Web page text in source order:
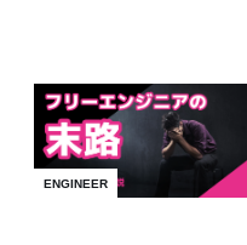
ENGINEER